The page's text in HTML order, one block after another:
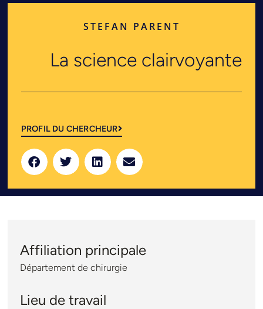
STEFAN PARENT
La science clairvoyante
PROFIL DU CHERCHEUR
Affiliation principale
Département de chirurgie
Lieu de travail